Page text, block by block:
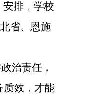
排，学校
省、恩施
治责任，
质效，才能